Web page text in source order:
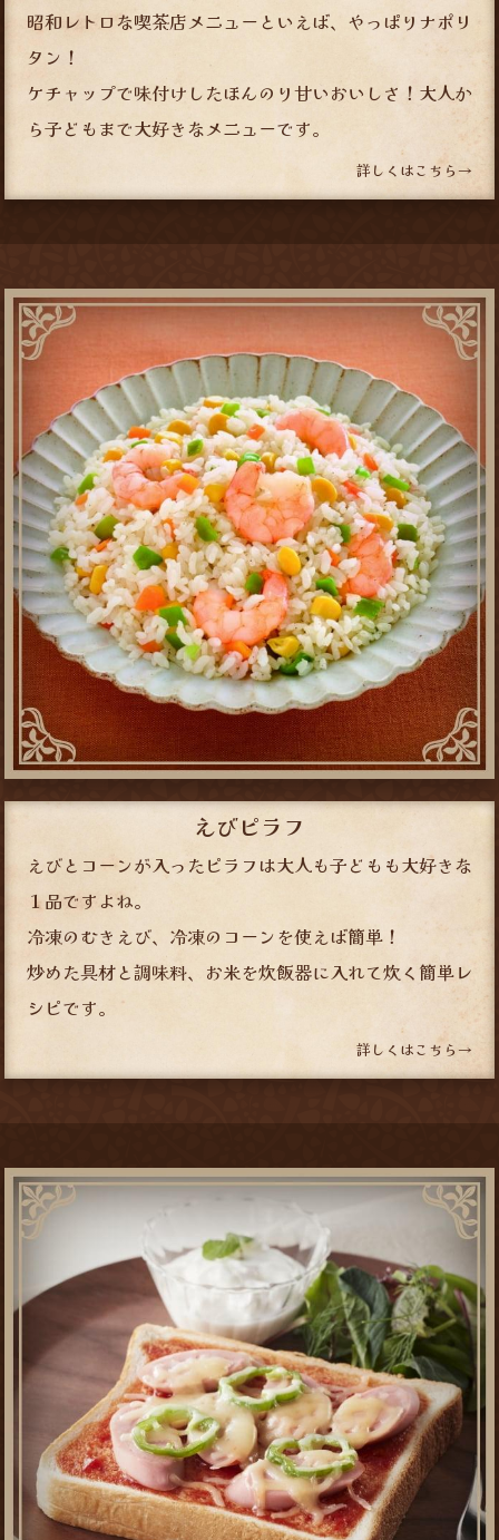
昭和レトロな喫茶店メニューといえば、やっぱりナポリ
タン！
ケチャップで味付けしたほんのり甘いおいしさ！大人か
ら子どもまで大好きなメニューです。
詳しくはこちら→
えびピラフ
えびとコーンが入ったピラフは大人も子どもも大好きな
１品ですよね。
冷凍のむきえび、冷凍のコーンを使えば簡単！
炒めた具材と調味料、お米を炊飯器に入れて炊く簡単レ
シピです。
詳しくはこちら→